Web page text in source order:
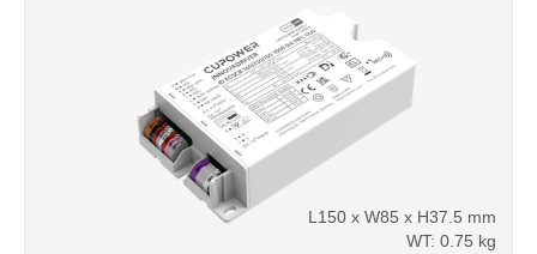
L150 x W85 x H37.5 mm
WT: 0.75 kg